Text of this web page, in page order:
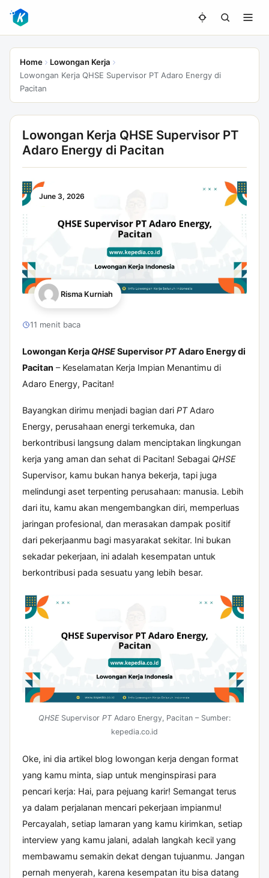
Home
Lowongan Kerja
Lowongan Kerja QHSE Supervisor PT Adaro Energy di
Pacitan
Lowongan Kerja QHSE Supervisor PT
Adaro Energy di Pacitan
June 3, 2026
Risma Kurniah
11 menit baca
Lowongan Kerja QHSESupervisorPTAdaro Energy di
Pacitan – Keselamatan Kerja Impian Menantimu di
Adaro Energy, Pacitan!
Bayangkan dirimu menjadi bagian dari PTAdaro
Energy, perusahaan energi terkemuka, dan
berkontribusi langsung dalam menciptakan lingkungan
kerja yang aman dan sehat di Pacitan! Sebagai QHSE
Supervisor, kamu bukan hanya bekerja, tapi juga
melindungi aset terpenting perusahaan: manusia. Lebih
dari itu, kamu akan mengembangkan diri, memperluas
jaringan profesional, dan merasakan dampak positif
dari pekerjaanmu bagi masyarakat sekitar. Ini bukan
sekadar pekerjaan, ini adalah kesempatan untuk
berkontribusi pada sesuatu yang lebih besar.
QHSESupervisor PTAdaro Energy, Pacitan – Sumber:
kepedia.co.id
Oke, ini dia artikel blog lowongan kerja dengan format
yang kamu minta, siap untuk menginspirasi para
pencari kerja: Hai, para pejuang karir! Semangat terus
ya dalam perjalanan mencari pekerjaan impianmu!
Percayalah, setiap lamaran yang kamu kirimkan, setiap
interview yang kamu jalani, adalah langkah kecil yang
membawamu semakin dekat dengan tujuanmu. Jangan
pernah menyerah, karena kesempatan itu bisa datang